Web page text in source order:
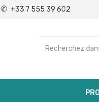
✆ +33 7 555 39 602